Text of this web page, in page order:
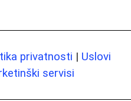
privatnosti | Uslovi
servisi